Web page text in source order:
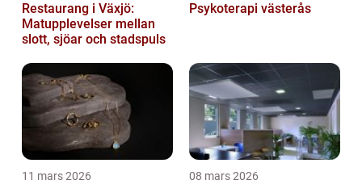
Restaurang i Växjö:
Matupplevelser mellan
slott, sjöar och stadspuls
Psykoterapi västerås
11 mars 2026 08 mars 2026